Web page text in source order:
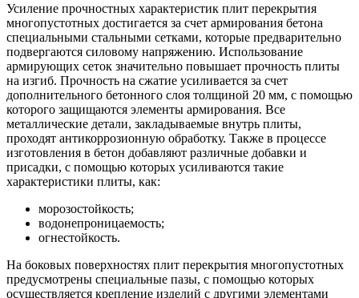
Усиление прочностных характеристик плит перекрытия
многопустотных достигается за счет армирования бетона
специальными стальными сетками, которые предварительно
подвергаются силовому напряжению. Использование
армирующих сеток значительно повышает прочность плиты
на изгиб. Прочность на сжатие усиливается за счет
дополнительного бетонного слоя толщиной 20 мм, с помощью
которого защищаются элементы армирования. Все
металлические детали, закладываемые внутрь плиты,
проходят антикоррозионную обработку. Также в процессе
изготовления в бетон добавляют различные добавки и
присадки, с помощью которых усиливаются такие
характеристики плиты, как:
морозостойкость;
водонепроницаемость;
огнестойкость.
На боковых поверхностях плит перекрытия многопустотных
предусмотрены специальные пазы, с помощью которых
осуществляется крепление изделий с другими элементами